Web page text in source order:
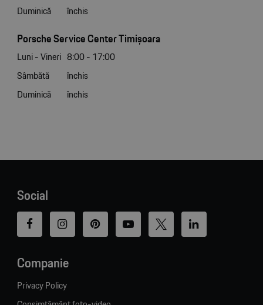
Duminică
închis
Porsche Service Center Timișoara
Luni - Vineri 8:00 - 17:00
Sâmbătă
închis
Duminică
închis
Social
Companie
Privacy Policy